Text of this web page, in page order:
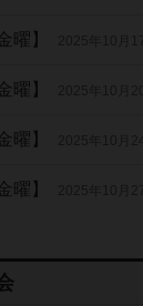
曜】
曜】
曜】
曜】